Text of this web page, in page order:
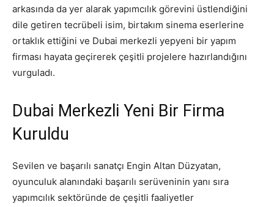
arkasında da yer alarak yapımcılık görevini üstlendiğini
dile getiren tecrübeli isim, birtakım sinema eserlerine
ortaklık ettiğini ve Dubai merkezli yepyeni bir yapım
firması hayata geçirerek çeşitli projelere hazırlandığını
vurguladı.
Dubai Merkezli Yeni Bir Firma
Kuruldu
Sevilen ve başarılı sanatçı Engin Altan Düzyatan,
oyunculuk alanındaki başarılı serüveninin yanı sıra
yapımcılık sektöründe de çeşitli faaliyetler